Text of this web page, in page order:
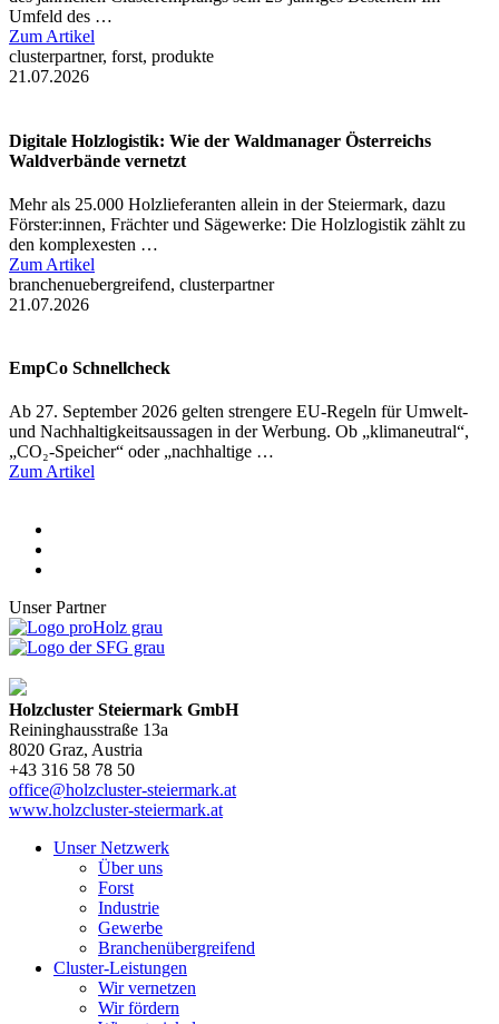
Umfeld des …
Zum Artikel
clusterpartner, forst, produkte
21.07.2026
Digitale Holzlogistik: Wie der Waldmanager Österreichs
Waldverbände vernetzt
Mehr als 25.000 Holzlieferanten allein in der Steiermark, dazu
Förster:innen, Frächter und Sägewerke: Die Holzlogistik zählt zu
den komplexesten …
Zum Artikel
branchenuebergreifend, clusterpartner
21.07.2026
EmpCo Schnellcheck
Ab 27. September 2026 gelten strengere EU-Regeln für Umwelt-
und Nachhaltigkeitsaussagen in der Werbung. Ob „klimaneutral“,
„CO₂-Speicher“ oder „nachhaltige …
Zum Artikel
Unser Partner
Holzcluster Steiermark GmbH
Reininghausstraße 13a
8020 Graz, Austria
+43 316 58 78 50
office@holzcluster-steiermark.at
www.holzcluster-steiermark.at
Unser Netzwerk
Über uns
Forst
Industrie
Gewerbe
Branchenübergreifend
Cluster-Leistungen
Wir vernetzen
Wir fördern